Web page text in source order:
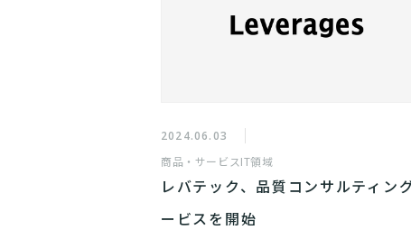
2024.06.03
商品・サービスIT領域
レバテック、品質コンサルティン
ービスを開始